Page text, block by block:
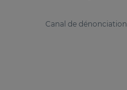
Canal de dénonciation